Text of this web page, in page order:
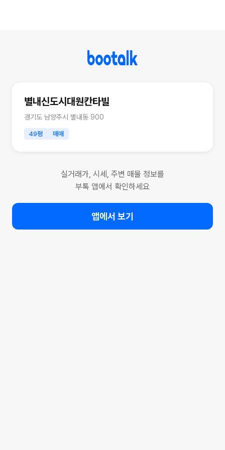
별내신도시대원칸타빌
경기도 남양주시 별내동 900
49평 매매
실거래가, 시세, 주변 매물 정보를
부톡 앱에서 확인하세요
앱에서 보기